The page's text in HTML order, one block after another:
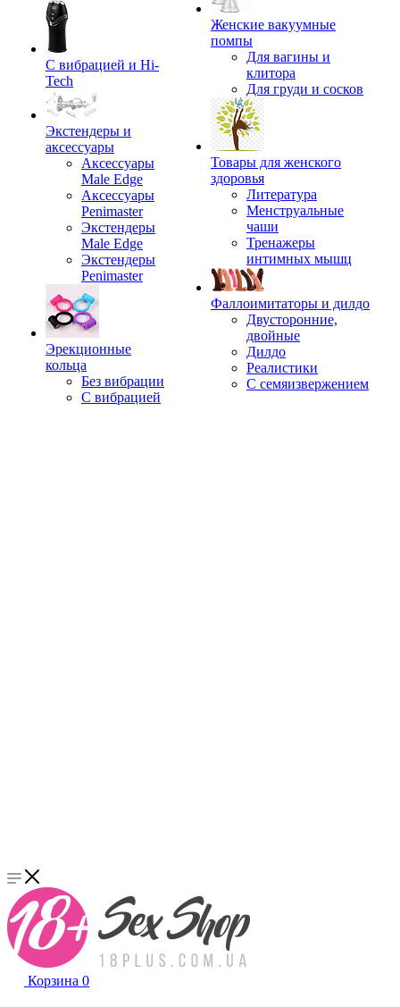
С вибрацией и Hi-
Tech
Экстендеры и
аксессуары
Аксессуары
Male Edge
Аксессуары
Penimaster
Экстендеры
Male Edge
Экстендеры
Penimaster
Эрекционные
кольца
Без вибрации
С вибрацией
Женские вакуумные
помпы
Для вагины и
клитора
Для груди и сосков
Товары для женского
здоровья
Литература
Менструальные
чаши
Тренажеры
интимных мышц
Фаллоимитаторы и дилдо
Двусторонние,
двойные
Дилдо
Реалистики
С семяизвержением
Корзина 0